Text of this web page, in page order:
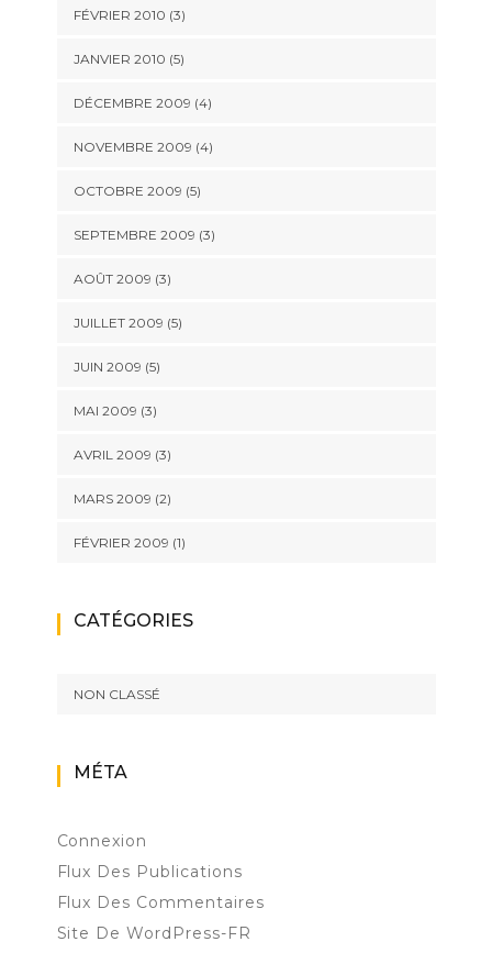
FÉVRIER 2010 (3)
JANVIER 2010 (5)
DÉCEMBRE 2009 (4)
NOVEMBRE 2009 (4)
OCTOBRE 2009 (5)
SEPTEMBRE 2009 (3)
AOÛT 2009 (3)
JUILLET 2009 (5)
JUIN 2009 (5)
MAI 2009 (3)
AVRIL 2009 (3)
MARS 2009 (2)
FÉVRIER 2009 (1)
CATÉGORIES
NON CLASSÉ
MÉTA
Connexion
Flux Des Publications
Flux Des Commentaires
Site De WordPress-FR